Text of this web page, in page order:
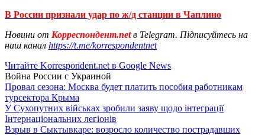
В России признали удар по ж/д станции в Чаплино
Новини от Корреспондент.netв Telegram. Підписуйтесь на
наш канал https://t.me/korrespondentnet
Читайте Korrespondent.net в Google News
Война России с Украиной
Провал сезона: Москва будет платить пособия работникам
турсектора Крыма
У Сухопутних військах зробили заяву щодо інтеграції
Інтернаціональних легіонів
Взрыв в Сыктывкаре: возросло количество пострадавших